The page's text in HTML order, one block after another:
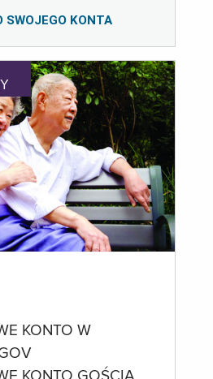
SWOJEGO KONTA
KONTO W